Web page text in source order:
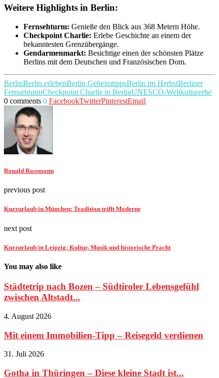
Weitere Highlights in Berlin:
Fernsehturm: Genieße den Blick aus 368 Metern Höhe.
Checkpoint Charlie: Erlebe Geschichte an einem der
bekanntesten Grenzübergänge.
Gendarmenmarkt: Besichtige einen der schönsten Plätze
Berlins mit dem Deutschen und Französischen Dom.
BerlinBerlin erlebenBerlin GeheimtippsBerlin im HerbstBerliner
FernsehturmCheckpoint Charlie in BerlinUNESCO-Weltkulturerbe
0 comments 0 FacebookTwitterPinterestEmail
Ronald Rassmann
previous post
Kurzurlaub in München: Tradition trifft Moderne
next post
Kurzurlaub in Leipzig: Kultur, Musik und historische Pracht
You may also like
Städtetrip nach Bozen – Südtiroler Lebensgefühl
zwischen Altstadt...
4. August 2026
Mit einem Immobilien-Tipp – Reisegeld verdienen
31. Juli 2026
Gotha in Thüringen – Diese kleine Stadt ist...